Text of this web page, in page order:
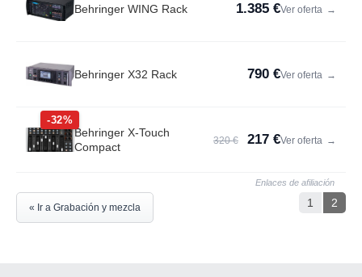
Behringer WING Rack 1.385 €Ver oferta →
Behringer X32 Rack 790 €Ver oferta →
-32%
Behringer X-Touch
Compact
320 € 217 €Ver oferta →
Enlaces de afiliación
1 2
« Ir a Grabación y mezcla